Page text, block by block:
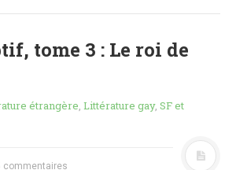
tome 3 : Le roi de
étrangère, Littérature gay, SF et
commentaires